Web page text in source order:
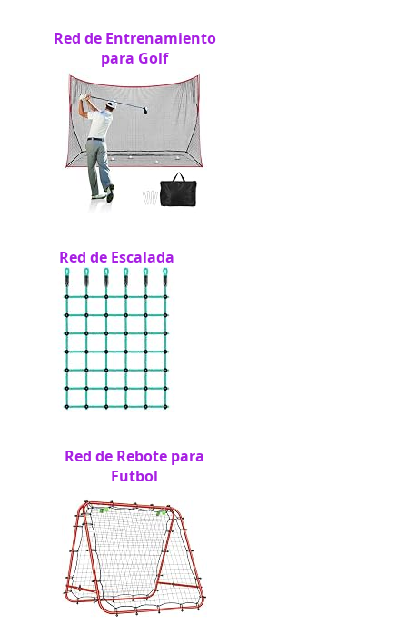
Red de Entrenamiento
para Golf
Red de Escalada
Red de Rebote para
Futbol